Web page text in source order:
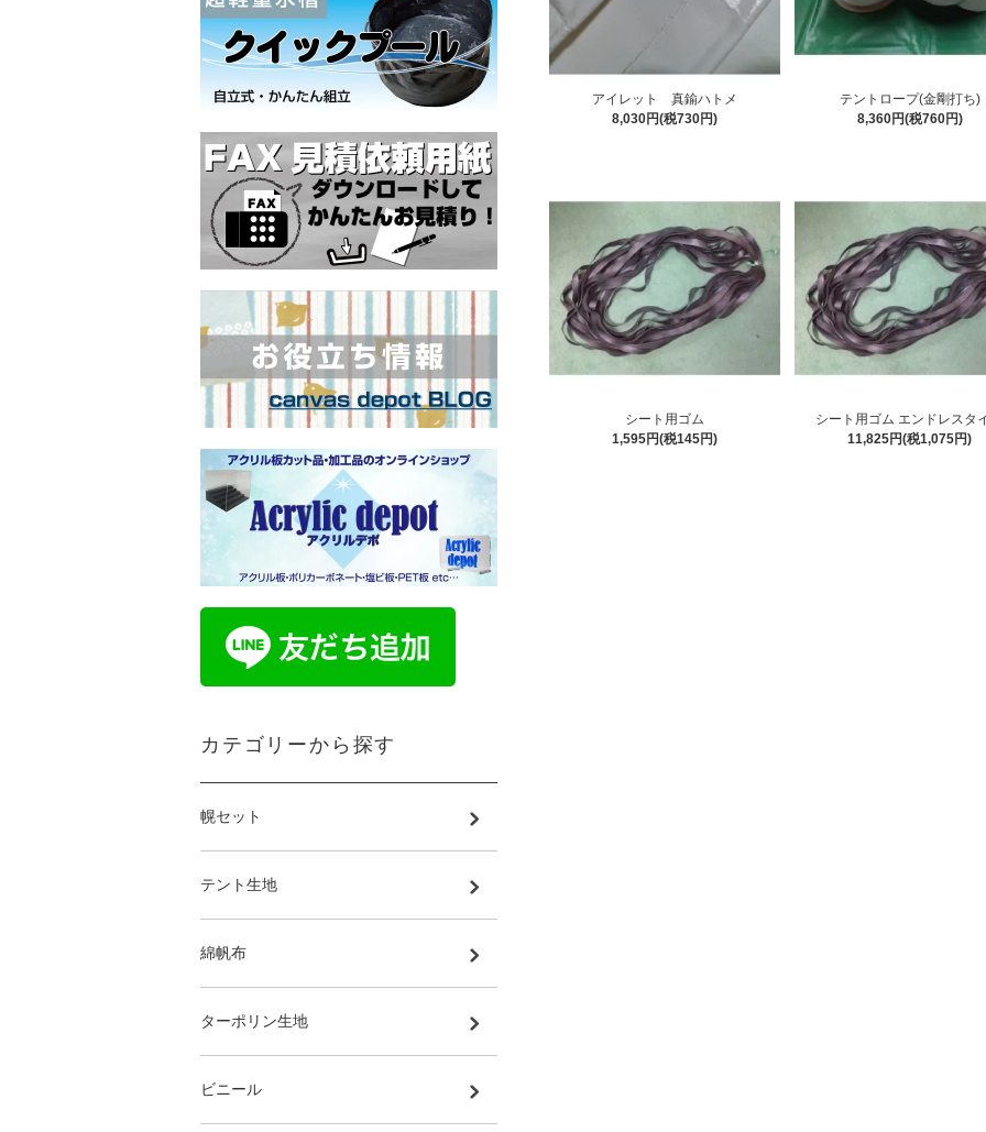
アイレット 真鍮ハトメ
8,030円(税730円)
テントロープ(金剛打ち)
8,360円(税760円)
シート用ゴム
1,595円(税145円)
シート用ゴム エンドレスタ
11,825円(税1,075円)
カテゴリーから探す
幌セット
テント生地
綿帆布
ターポリン生地
ビニール